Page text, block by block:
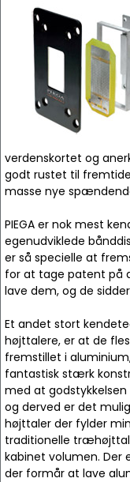
verdenskortet og
godt rustet til
masse nye
PIEGA er nok mest
egenudviklede
er så specielle at
for at tage patent på
lave dem, og de sidder
Et andet stort
højttalere, er at de
fremstillet i
fantastisk stærk
med at
og derved er det
højttaler der fylder
traditionelle
kabinet volumen.
der formår at lave